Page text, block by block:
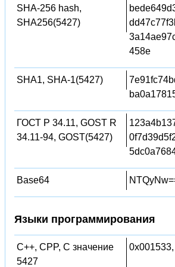
SHA-256 hash,
SHA256(5427)
458e
SHA1, SHA-1(5427)
ГОСТ Р 34.11, GOST R
34.11-94, GOST(5427)
Base64
Языки программирования
C++, CPP, C значение
5427